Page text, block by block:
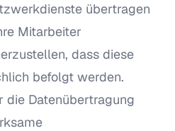
übertragen
Mitarbeiter
dass diese
befolgt werden.
die Datenübertragung